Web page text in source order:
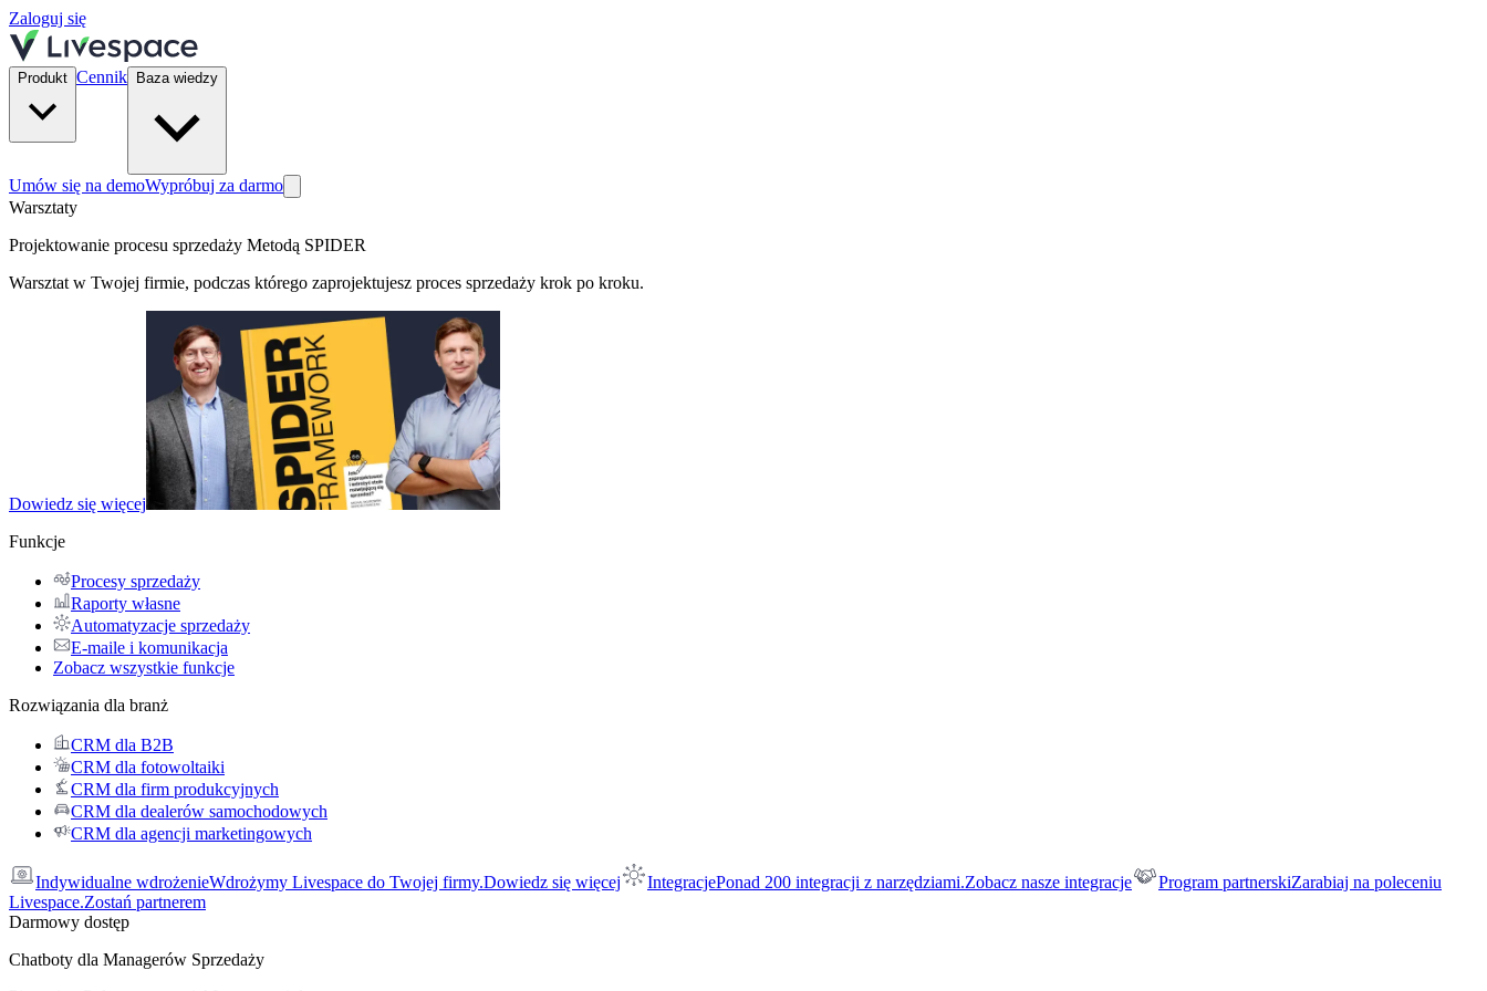
Zaloguj się
Produkt Cennik Baza wiedzy
Umów się na demoWypróbuj za darmo
Warsztaty
Projektowanie procesu sprzedaży Metodą SPIDER
Warsztat w Twojej firmie, podczas którego zaprojektujesz proces sprzedaży krok po kroku.
Dowiedz się więcej
Funkcje
Procesy sprzedaży
Raporty własne
Automatyzacje sprzedaży
E-maile i komunikacja
Zobacz wszystkie funkcje
Rozwiązania dla branż
CRM dla B2B
CRM dla fotowoltaiki
CRM dla firm produkcyjnych
CRM dla dealerów samochodowych
CRM dla agencji marketingowych
Indywidualne wdrożenieWdrożymy Livespace do Twojej firmy.Dowiedz się więcej IntegracjePonad 200 integracji z narzędziami.Zobacz nasze integracje Program partnerskiZarabiaj na poleceniu
Livespace.Zostań partnerem
Darmowy dostęp
Chatboty dla Managerów Sprzedaży